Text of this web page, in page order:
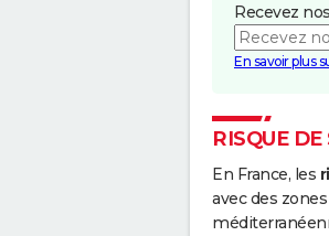
Recevez
En savoir plus
RISQUE
En France, les
avec des